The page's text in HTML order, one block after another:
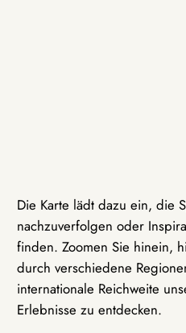
Die Karte lädt dazu ein, die
nachzuverfolgen oder
finden. Zoomen Sie hinein,
durch verschiedene
internationale Reichweite
Erlebnisse zu entdecken.